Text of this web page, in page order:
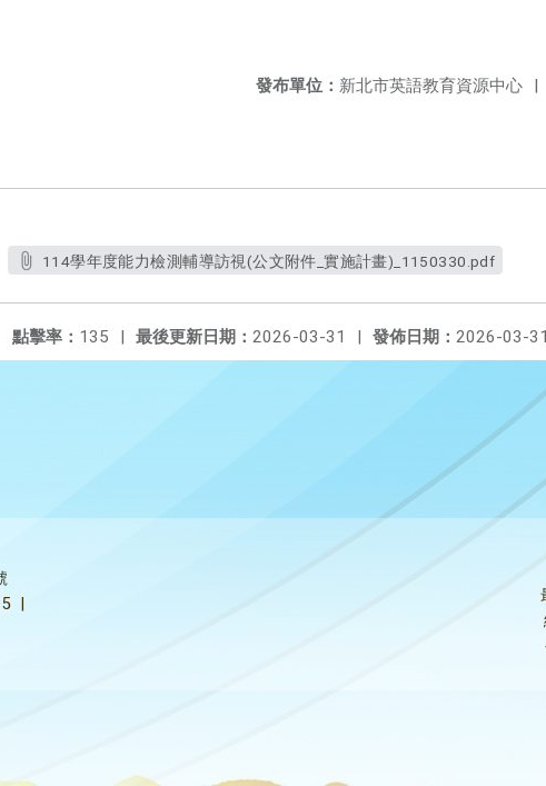
發布單位： 新北市英語教育資源中心 |
114學年度能力檢測輔導訪視(公文附件_實施計畫)_1150330.pdf
發佈日期： 2026-03-31
最後更新日期： 2026-03-31 |
點擊率： 135 |